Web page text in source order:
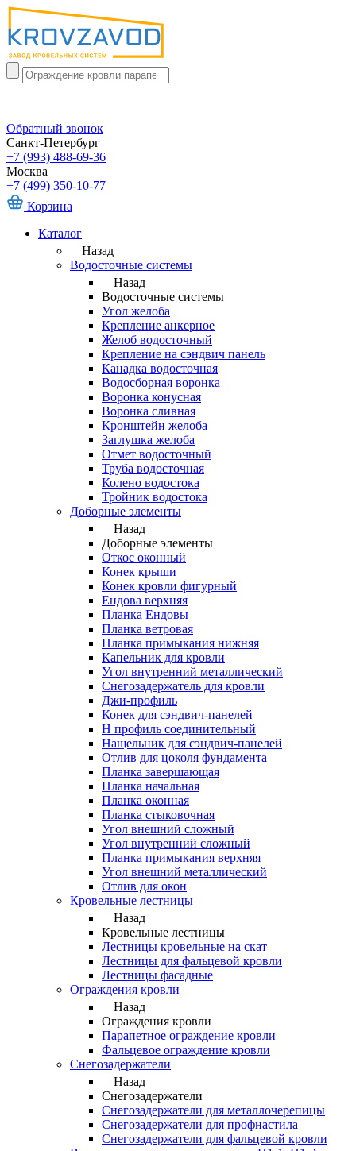
Обратный звонок
Санкт-Петербург
+7 (993) 488-69-36
Москва
+7 (499) 350-10-77
Корзина
Каталог
Назад
Водосточные системы
Назад
Водосточные системы
Угол желоба
Крепление анкерное
Желоб водосточный
Крепление на сэндвич панель
Канадка водосточная
Водосборная воронка
Воронка конусная
Воронка сливная
Кронштейн желоба
Заглушка желоба
Отмет водосточный
Труба водосточная
Колено водостока
Тройник водостока
Доборные элементы
Назад
Доборные элементы
Откос оконный
Конек крыши
Конек кровли фигурный
Ендова верхняя
Планка Ендовы
Планка ветровая
Планка примыкания нижняя
Капельник для кровли
Угол внутренний металлический
Снегозадержатель для кровли
Джи-профиль
Конек для сэндвич-панелей
Н профиль соединительный
Нащельник для сэндвич-панелей
Отлив для цоколя фундамента
Планка завершающая
Планка начальная
Планка оконная
Планка стыковочная
Угол внешний сложный
Угол внутренний сложный
Планка примыкания верхняя
Угол внешний металлический
Отлив для окон
Кровельные лестницы
Назад
Кровельные лестницы
Лестницы кровельные на скат
Лестницы для фальцевой кровли
Лестницы фасадные
Ограждения кровли
Назад
Ограждения кровли
Парапетное ограждение кровли
Фальцевое ограждение кровли
Снегозадержатели
Назад
Снегозадержатели
Снегозадержатели для металлочерепицы
Снегозадержатели для профнастила
Снегозадержатели для фальцевой кровли